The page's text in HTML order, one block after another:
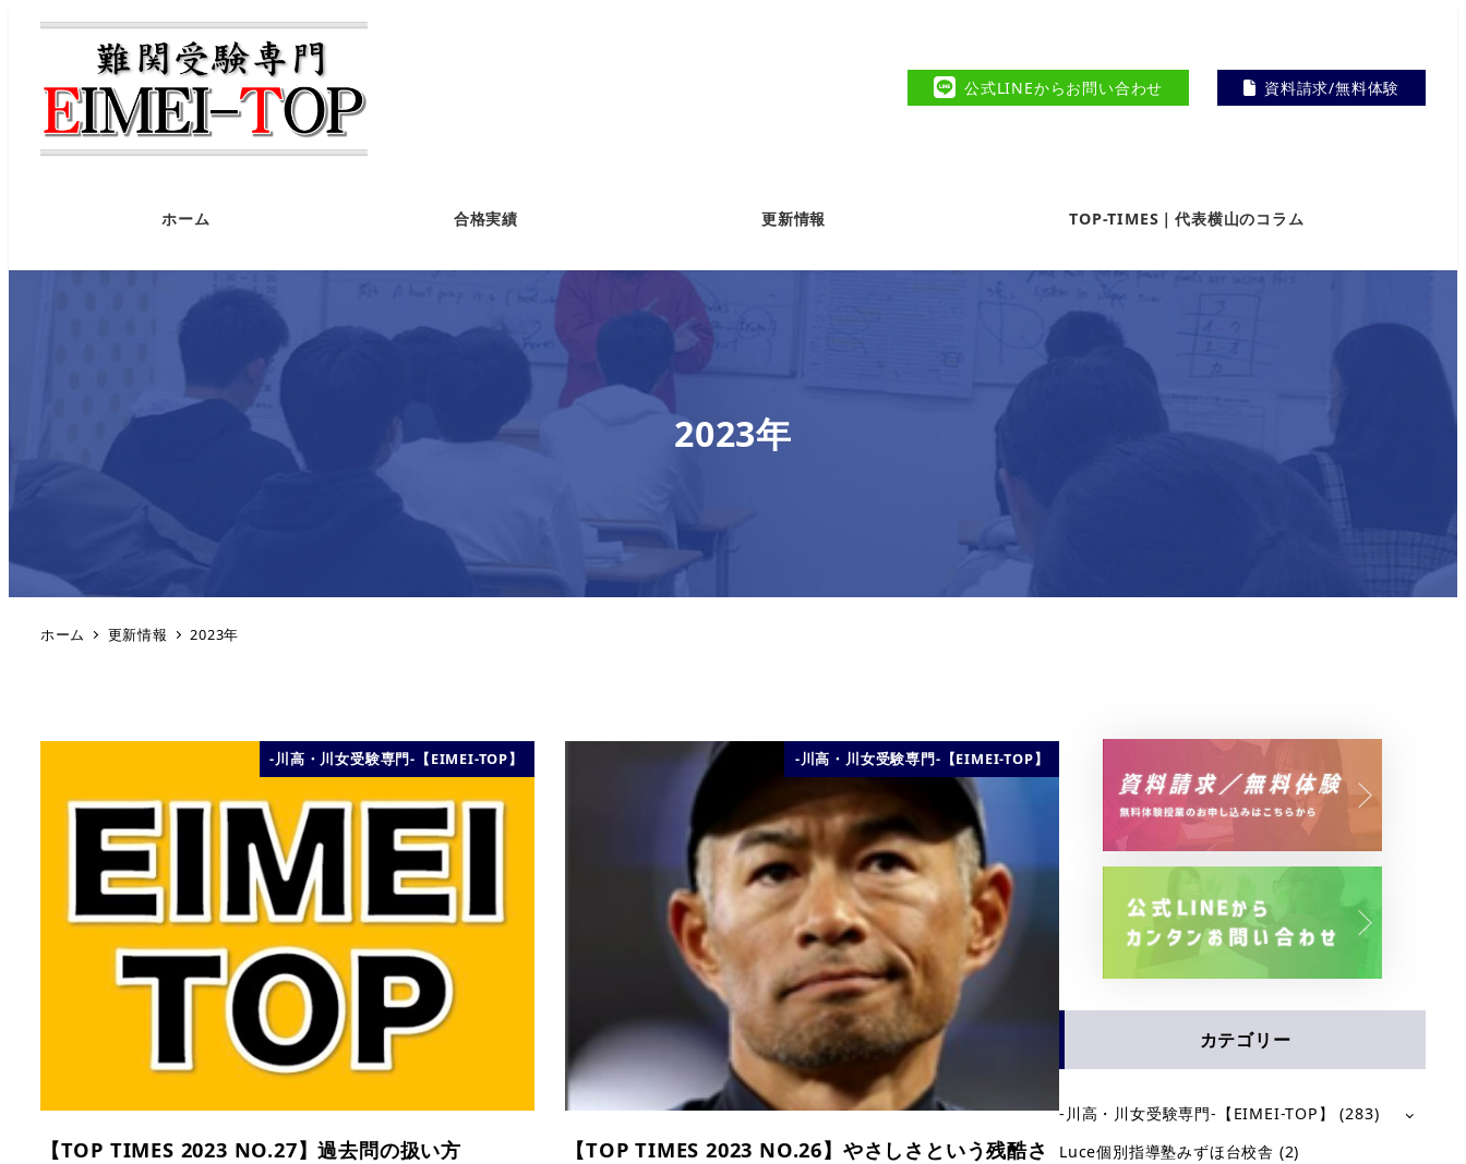
公式LINEからお問い合わせ 資料請求/無料体験
ホーム 合格実績 更新情報 TOP-TIMES｜代表横山のコラム
2023年
ホーム 更新情報 2023年
-川高・川女受験専門-【EIMEI-TOP】
【TOP TIMES 2023 NO.27】過去問の扱い方
-川高・川女受験専門-【EIMEI-TOP】
【TOP TIMES 2023 NO.26】やさしさという残酷さ
カテゴリー
-川高・川女受験専門-【EIMEI-TOP】
(283)
Luce個別指導塾みずほ台校舎 (2)